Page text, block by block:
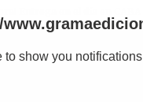
to show you